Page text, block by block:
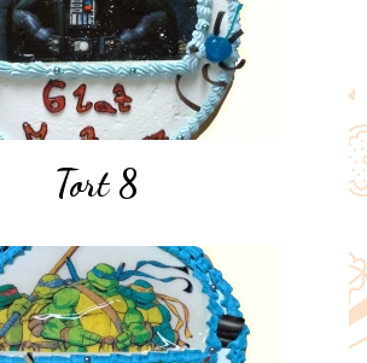
Tort 8